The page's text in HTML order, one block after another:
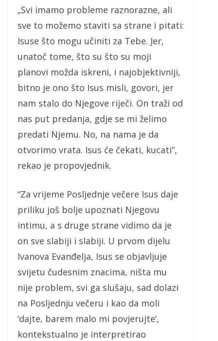
„Svi imamo probleme raznorazne, ali
sve to možemo staviti sa strane i pitati:
Isuse što mogu učiniti za Tebe. Jer,
unatoč tome, što su što su moji
planovi možda iskreni, i najobjektivniji,
bitno je ono što Isus misli, govori, jer
nam stalo do Njegove riječi. On traži od
nas put predanja, gdje se mi želimo
predati Njemu. No, na nama je da
otvorimo vrata. Isus će čekati, kucati”,
rekao je propovjednik.
“Za vrijeme Posljednje večere Isus daje
priliku još bolje upoznati Njegovu
intimu, a s druge strane vidimo da je
on sve slabiji i slabiji. U prvom dijelu
Ivanova Evanđelja, Isus se objavljuje
svijetu čudesnim znacima, ništa mu
nije problem, svi ga slušaju, sad dolazi
na Posljednju večeru i kao da moli
‘dajte, barem malo mi povjerujte’,
kontekstualno je interpretirao